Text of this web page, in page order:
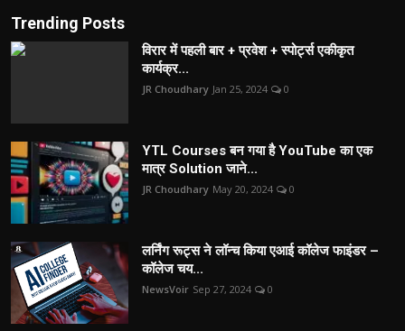
Trending Posts
विरार में पहली बार + प्रवेश + स्पोर्ट्स एकीकृत
कार्यक्र...
JR Choudhary Jan 25, 2024 0
YTL Courses बन गया है YouTube का एक
मात्र Solution जाने...
JR Choudhary May 20, 2024 0
लर्निंग रूट्स ने लॉन्च किया एआई कॉलेज फाइंडर –
कॉलेज चय...
NewsVoir Sep 27, 2024 0